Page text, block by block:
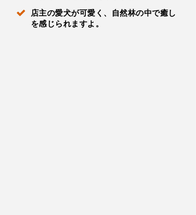
店主の愛犬が可愛く、自然林の中で癒し
を感じられますよ。